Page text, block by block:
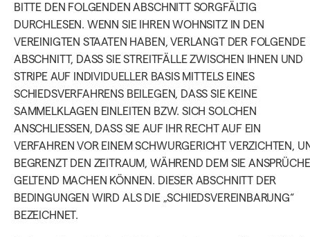
BITTE DEN FOLGENDEN ABSCHNITT SORGFÄLTIG
DURCHLESEN. WENN SIE IHREN WOHNSITZ IN DEN
VEREINIGTEN STAATEN HABEN, VERLANGT DER FOLGENDE
ABSCHNITT, DASS SIE STREITFÄLLE ZWISCHEN IHNEN UND
STRIPE AUF INDIVIDUELLER BASIS MITTELS EINES
SCHIEDSVERFAHRENS BEILEGEN, DASS SIE KEINE
SAMMELKLAGEN EINLEITEN BZW. SICH SOLCHEN
ANSCHLIESSEN, DASS SIE AUF IHR RECHT AUF EIN
VERFAHREN VOR EINEM SCHWURGERICHT VERZICHTEN,
BEGRENZT DEN ZEITRAUM, WÄHREND DEM SIE ANSPRÜCHE
GELTEND MACHEN KÖNNEN. DIESER ABSCHNITT DER
BEDINGUNGEN WIRD ALS DIE „SCHIEDSVEREINBARUNG“
BEZEICHNET.